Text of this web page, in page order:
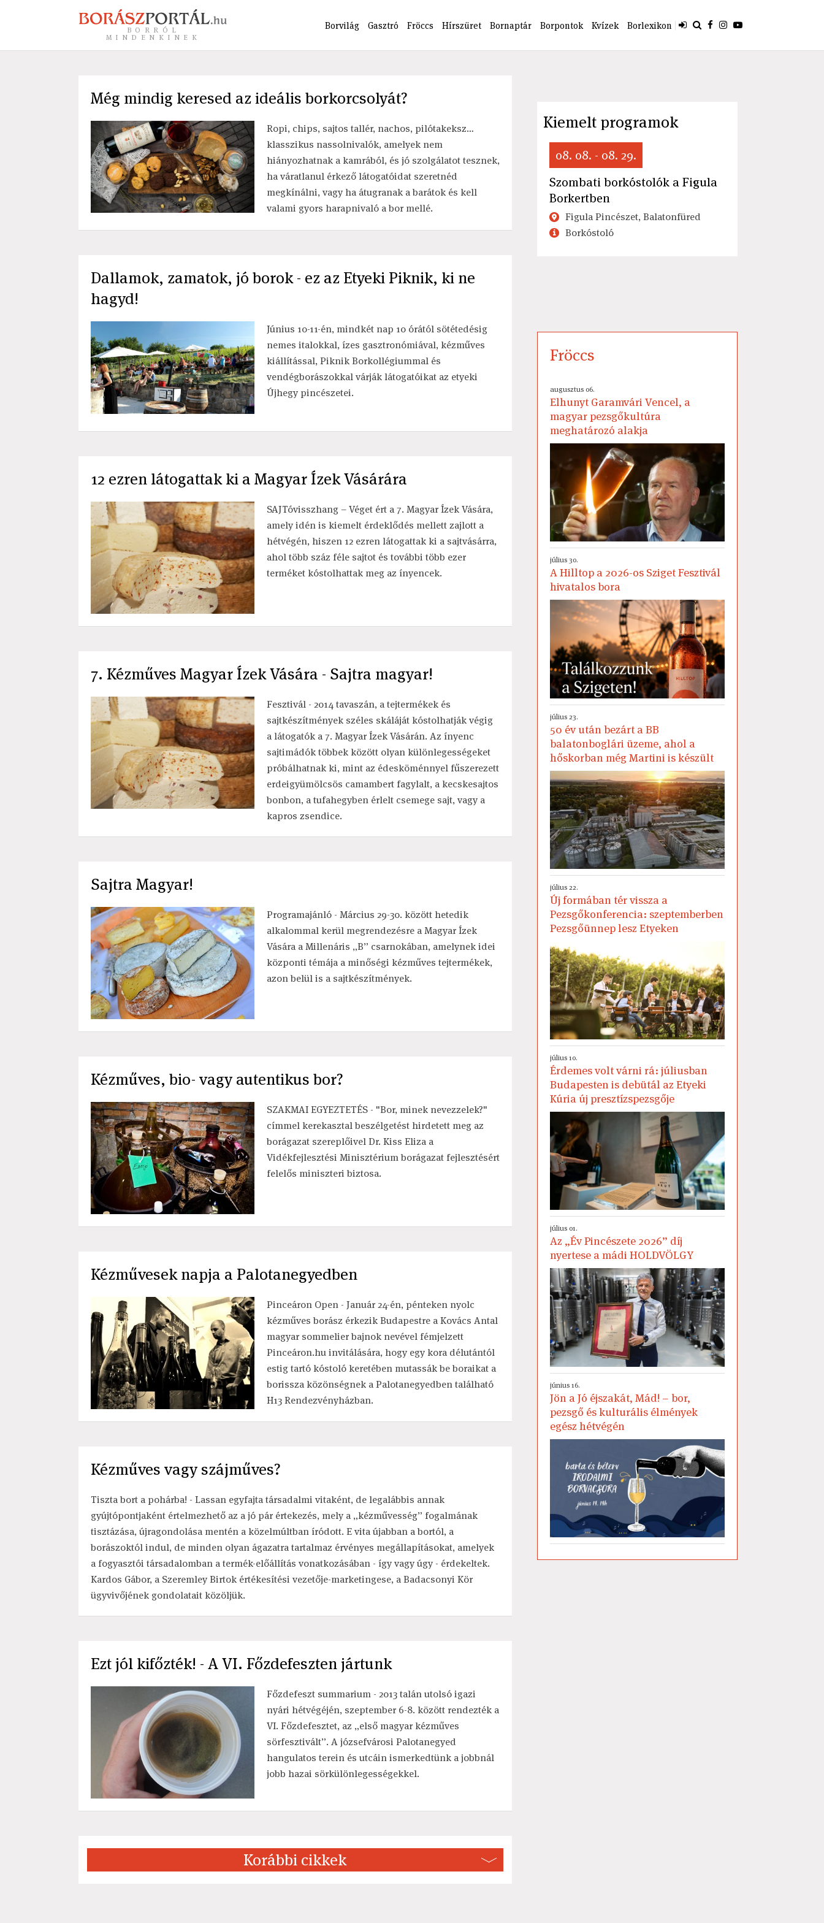
BORRÓL
MINDENKINEK
Borvilág Gasztró Fröccs Hírszüret Bornaptár Borpontok Kvízek Borlexikon
Még mindig keresed az ideális borkorcsolyát?
Ropi, chips, sajtos tallér, nachos, pilótakeksz…
klasszikus nassolnivalók, amelyek nem
hiányozhatnak a kamrából, és jó szolgálatot tesznek,
ha váratlanul érkező látogatóidat szeretnéd
megkínálni, vagy ha átugranak a barátok és kell
valami gyors harapnivaló a bor mellé.
Dallamok, zamatok, jó borok - ez az Etyeki Piknik, ki ne
hagyd!
Június 10-11-én, mindkét nap 10 órától sötétedésig
nemes italokkal, ízes gasztronómiával, kézműves
kiállítással, Piknik Borkollégiummal és
vendégborászokkal várják látogatóikat az etyeki
Újhegy pincészetei.
12 ezren látogattak ki a Magyar Ízek Vásárára
SAJTóvisszhang – Véget ért a 7. Magyar Ízek Vására,
amely idén is kiemelt érdeklődés mellett zajlott a
hétvégén, hiszen 12 ezren látogattak ki a sajtvásárra,
ahol több száz féle sajtot és további több ezer
terméket kóstolhattak meg az ínyencek.
7. Kézműves Magyar Ízek Vására - Sajtra magyar!
Fesztivál - 2014 tavaszán, a tejtermékek és
sajtkészítmények széles skáláját kóstolhatják végig
a látogatók a 7. Magyar Ízek Vásárán. Az ínyenc
sajtimádók többek között olyan különlegességeket
próbálhatnak ki, mint az édesköménnyel fűszerezett
erdeigyümölcsös camambert fagylalt, a kecskesajtos
bonbon, a tufahegyben érlelt csemege sajt, vagy a
kapros zsendice.
Sajtra Magyar!
Programajánló - Március 29-30. között hetedik
alkalommal kerül megrendezésre a Magyar Ízek
Vására a Millenáris „B” csarnokában, amelynek idei
központi témája a minőségi kézműves tejtermékek,
azon belül is a sajtkészítmények.
Kézműves, bio- vagy autentikus bor?
SZAKMAI EGYEZTETÉS - "Bor, minek nevezzelek?"
címmel kerekasztal beszélgetést hirdetett meg az
borágazat szereplőivel Dr. Kiss Eliza a
Vidékfejlesztési Minisztérium borágazat fejlesztésért
felelős miniszteri biztosa.
Kézművesek napja a Palotanegyedben
Pinceáron Open - Január 24-én, pénteken nyolc
kézműves borász érkezik Budapestre a Kovács Antal
magyar sommelier bajnok nevével fémjelzett
Pinceáron.hu invitálására, hogy egy kora délutántól
estig tartó kóstoló keretében mutassák be boraikat a
borissza közönségnek a Palotanegyedben található
H13 Rendezvényházban.
Kézműves vagy szájműves?
Tiszta bort a pohárba! - Lassan egyfajta társadalmi vitaként, de legalábbis annak
gyújtópontjaként értelmezhető az a jó pár értekezés, mely a „kézművesség” fogalmának
tisztázása, újragondolása mentén a közelmúltban íródott. E vita újabban a bortól, a
borászoktól indul, de minden olyan ágazatra tartalmaz érvényes megállapításokat, amelyek
a fogyasztói társadalomban a termék-előállítás vonatkozásában - így vagy úgy - érdekeltek.
Kardos Gábor, a Szeremley Birtok értékesítési vezetője-marketingese, a Badacsonyi Kör
ügyvivőjének gondolatait közöljük.
Ezt jól kifőzték! - A VI. Főzdefeszten jártunk
Főzdefeszt summarium - 2013 talán utolsó igazi
nyári hétvégéjén, szeptember 6-8. között rendezték a
VI. Főzdefesztet, az „első magyar kézműves
sörfesztivált”. A józsefvárosi Palotanegyed
hangulatos terein és utcáin ismerkedtünk a jobbnál
jobb hazai sörkülönlegességekkel.
Korábbi cikkek
Kiemelt programok
08. 08. - 08. 29.
Szombati borkóstolók a Figula
Borkertben
Figula Pincészet, Balatonfüred
Borkóstoló
Fröccs
augusztus 06.
Elhunyt Garamvári Vencel, a
magyar pezsgőkultúra
meghatározó alakja
július 30.
A Hilltop a 2026-os Sziget Fesztivál
hivatalos bora
július 23.
50 év után bezárt a BB
balatonboglári üzeme, ahol a
hőskorban még Martini is készült
július 22.
Új formában tér vissza a
Pezsgőkonferencia: szeptemberben
Pezsgőünnep lesz Etyeken
július 10.
Érdemes volt várni rá: júliusban
Budapesten is debütál az Etyeki
Kúria új presztízspezsgője
július 01.
Az „Év Pincészete 2026” díj
nyertese a mádi HOLDVÖLGY
június 16.
Jön a Jó éjszakát, Mád! – bor,
pezsgő és kulturális élmények
egész hétvégén